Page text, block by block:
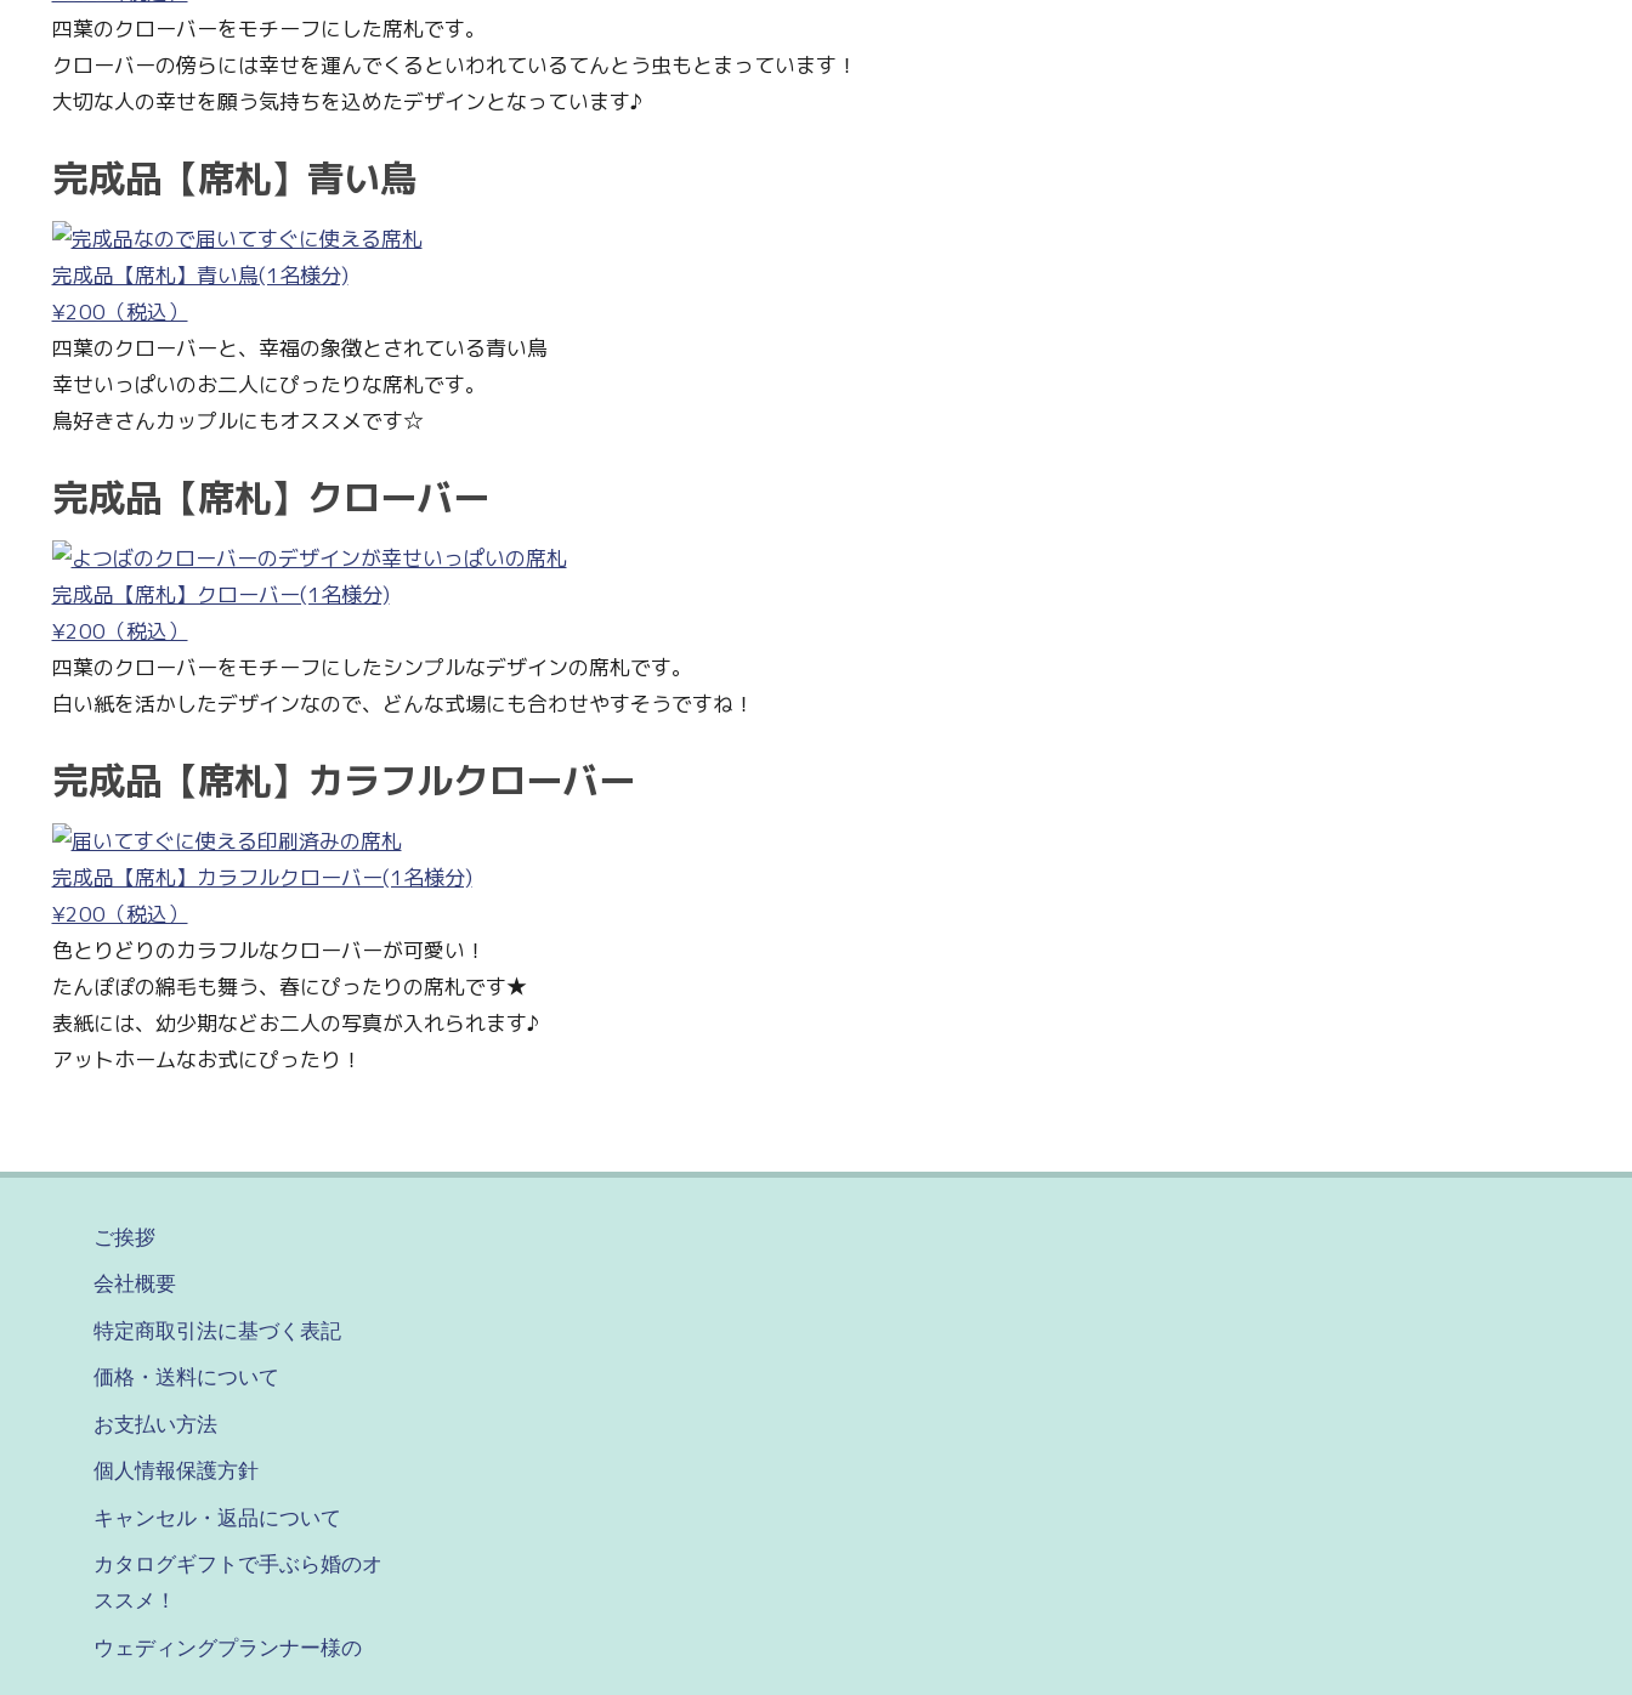
四葉のクローバーをモチーフにした席札です。
クローバーの傍らには幸せを運んでくるといわれているてんとう虫もとまっています！
大切な人の幸せを願う気持ちを込めたデザインとなっています♪
完成品【席札】青い鳥
完成品【席札】青い鳥(1名様分)
¥200（税込）
四葉のクローバーと、幸福の象徴とされている青い鳥
幸せいっぱいのお二人にぴったりな席札です。
鳥好きさんカップルにもオススメです☆
完成品【席札】クローバー
完成品【席札】クローバー(1名様分)
¥200（税込）
四葉のクローバーをモチーフにしたシンプルなデザインの席札です。
白い紙を活かしたデザインなので、どんな式場にも合わせやすそうですね！
完成品【席札】カラフルクローバー
完成品【席札】カラフルクローバー(1名様分)
¥200（税込）
色とりどりのカラフルなクローバーが可愛い！
たんぽぽの綿毛も舞う、春にぴったりの席札です★
表紙には、幼少期などお二人の写真が入れられます♪
アットホームなお式にぴったり！
ご挨拶
会社概要
特定商取引法に基づく表記
価格・送料について
お支払い方法
個人情報保護方針
キャンセル・返品について
カタログギフトで手ぶら婚のオ
ススメ！
ウェディングプランナー様の